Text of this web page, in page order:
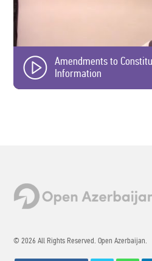
Amendments to
Information
© 2026 All Rights Reserved. Open Azerbaijan.